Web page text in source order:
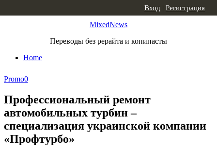
MixedNews
Переводы без рерайта и копипасты
Home
Вход | Регистрация
Promo0
Профессиональный ремонт
автомобильных турбин –
специализация украинской компании
«Профтурбо»